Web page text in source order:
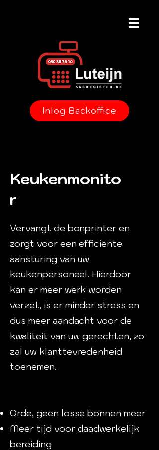
Inlog Backoffice
Keukenmonito
r
Vervangt de bonprinter en
zorgt voor een efficiënte
aansturing van uw
keukenpersoneel. Hierdoor
kan er meer werk worden
verzet, is er minder stress en
dus meer aandacht voor de
kwaliteit van uw gerechten, zo
zal uw klanttevredenheid
toenemen.
Orde, geen losse bonnen meer
Meer tijd voor daadwerkelijk
bereiding